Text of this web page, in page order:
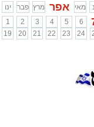
ינו
פבר מרץ אפר מאי
1
2 3 4 5 6
19
20 21 22 23 24